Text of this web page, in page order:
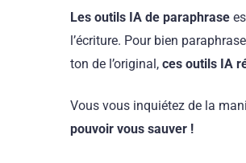
Les outils IA de paraphrase
l’écriture. Pour bien
ton de l’original, ces outils IA
Vous vous inquiétez de la
pouvoir vous sauver !